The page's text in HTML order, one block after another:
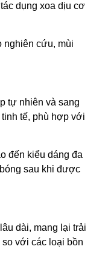
dụng xoa dịu cơ
nghiên cứu, mùi
tự nhiên và sang
tế, phù hợp với
đến kiểu dáng đa
sau khi được
dài, mang lại trải
với các loại bồn